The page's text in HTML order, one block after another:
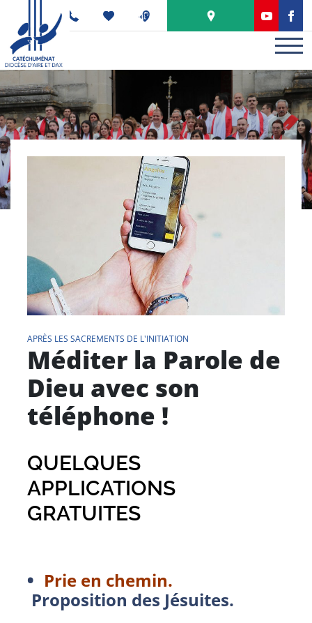
APRÈS LES SACREMENTS DE L'INITIATION
Méditer la Parole de
Dieu avec son
téléphone !
QUELQUES
APPLICATIONS
GRATUITES
Prie en chemin.
Proposition des Jésuites.
Panneau de gestion des cookies